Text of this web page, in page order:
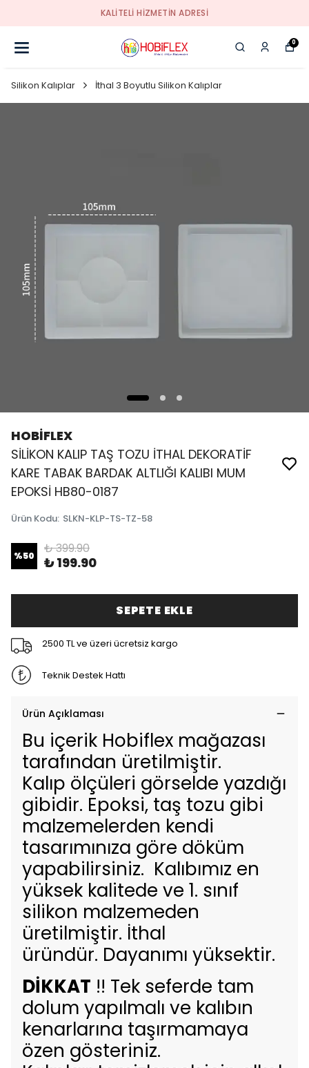
KALİTELİ HİZMETİN ADRESİ
0
Silikon Kalıplar İthal 3 Boyutlu Silikon Kalıplar
HOBİFLEX
SİLİKON KALIP TAŞ TOZU İTHAL DEKORATİF
KARE TABAK BARDAK ALTLIĞI KALIBI MUM
EPOKSİ HB80-0187
Ürün Kodu: SLKN-KLP-TS-TZ-58
%50 ₺ 399.90
₺ 199.90
SEPETE EKLE
2500 TL ve üzeri ücretsiz kargo
Teknik Destek Hattı
Ürün Açıklaması
Bu içerik Hobiflex mağazası
tarafından üretilmiştir.
Kalıp ölçüleri görselde yazdığı
gibidir. Epoksi, taş tozu gibi
malzemelerden kendi
tasarımınıza göre döküm
yapabilirsiniz. Kalıbımız en
yüksek kalitede ve 1. sınıf
silikon malzemeden
üretilmiştir. İthal
üründür. Dayanımı yüksektir.
DİKKAT !! Tek seferde tam
dolum yapılmalı ve kalıbın
kenarlarına taşırmamaya
özen gösteriniz.